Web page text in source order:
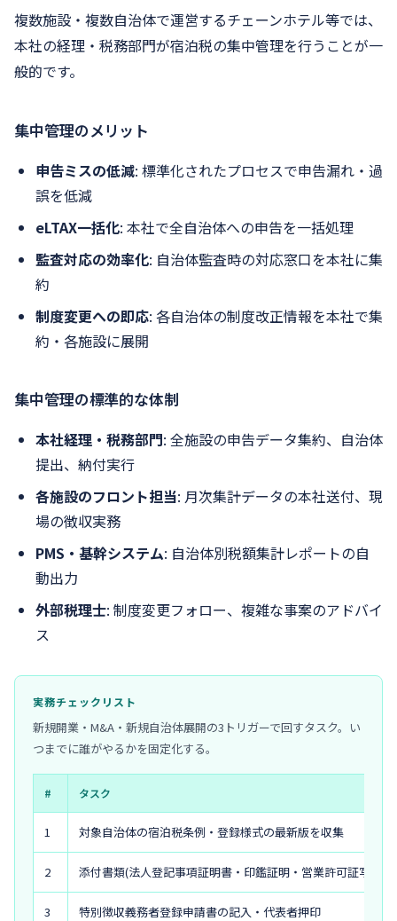
複数施設・複数自治体で運営するチェーンホテル等では、
本社の経理・税務部門が宿泊税の集中管理を行うことが一
般的です。
集中管理のメリット
申告ミスの低減: 標準化されたプロセスで申告漏れ・過
誤を低減
eLTAX一括化: 本社で全自治体への申告を一括処理
監査対応の効率化: 自治体監査時の対応窓口を本社に集
約
制度変更への即応: 各自治体の制度改正情報を本社で集
約・各施設に展開
集中管理の標準的な体制
本社経理・税務部門: 全施設の申告データ集約、自治体
提出、納付実行
各施設のフロント担当: 月次集計データの本社送付、現
場の徴収実務
PMS・基幹システム: 自治体別税額集計レポートの自
動出力
外部税理士: 制度変更フォロー、複雑な事案のアドバイ
ス
実務チェックリスト
新規開業・M&A・新規自治体展開の3トリガーで回すタスク。い
つまでに誰がやるかを固定化する。
# タスク
1 対象自治体の宿泊税条例・登録様式の最新版を収集
2 添付書類(法人登記事項証明書・印鑑証明・営業許可証写し)
3 特別徴収義務者登録申請書の記入・代表者押印